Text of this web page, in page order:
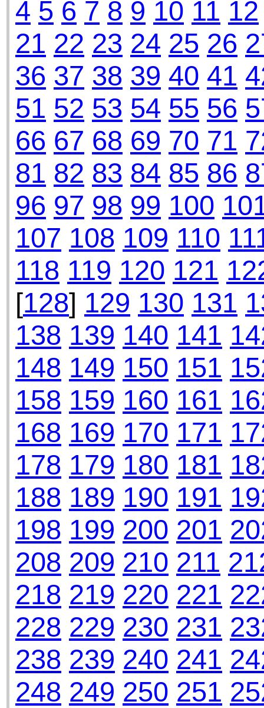
4 5 6 7 8 9 10 11 12
21 22 23 24 25 26
36 37 38 39 40 41
51 52 53 54 55 56
66 67 68 69 70 71
81 82 83 84 85 86
96 97 98 99 100
107 108 109 110
118 119 120 121
[128] 129 130 131
138 139 140 141
148 149 150 151
158 159 160 161
168 169 170 171
178 179 180 181
188 189 190 191
198 199 200 201
208 209 210 211
218 219 220 221
228 229 230 231
238 239 240 241
248 249 250 251